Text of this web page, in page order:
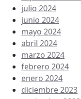
julio 2024
junio 2024
mayo 2024
abril 2024
marzo 2024
febrero 2024
enero 2024
diciembre 2023